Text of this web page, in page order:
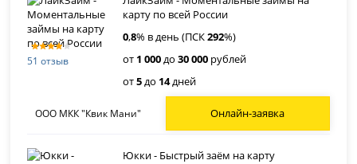
51 отзыв
карту по всей России
0,8% в день (ПСК292%)
от 1 000до30 000 рублей
от5до 14дней
ООО МКК "Квик Мани" Онлайн-заявка
Юкки - Быстрый заём на карту